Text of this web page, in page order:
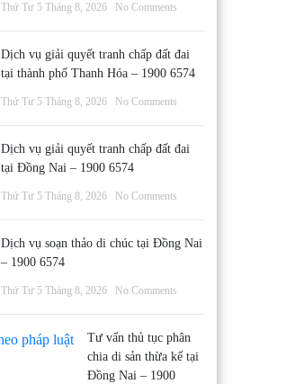
Thứ Tư 5 Tháng 8, 2026 No Comments
Dịch vụ giải quyết tranh chấp đất đai
tại thành phố Thanh Hóa – 1900 6574
Thứ Tư 5 Tháng 8, 2026 No Comments
Dịch vụ giải quyết tranh chấp đất đai
tại Đồng Nai – 1900 6574
Thứ Tư 5 Tháng 8, 2026 No Comments
Dịch vụ soạn thảo di chúc tại Đồng Nai
– 1900 6574
Thứ Tư 5 Tháng 8, 2026 No Comments
Tư vấn thủ tục phân
chia di sản thừa kế tại
Đồng Nai – 1900